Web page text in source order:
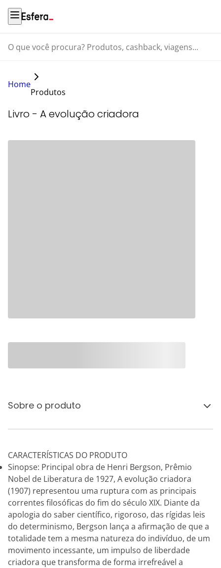
O que você procura? Produtos, cashback, viagens...
Home
Produtos
Livro - A evolução criadora
Sobre o produto
CARACTERÍSTICAS DO PRODUTO
Sinopse: Principal obra de Henri Bergson, Prêmio
Nobel de Liberatura de 1927, A evolução criadora
(1907) representou uma ruptura com as principais
correntes filosóficas do fim do século XIX. Diante da
apologia do saber científico, rigoroso, das rígidas leis
do determinismo, Bergson lança a afirmação de que a
totalidade tem a mesma natureza do indivíduo, de um
movimento incessante, um impulso de liberdade
criadora que transforma de forma irrefreável a